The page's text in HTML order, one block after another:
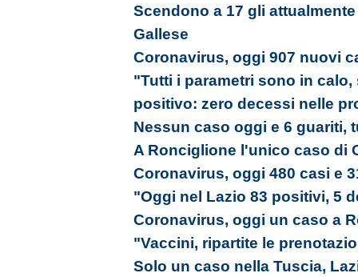
Scendono a 17 gli
Gallese
Coronavirus, oggi 907 nuovi
"Tutti i parametri sono in
positivo: zero decessi nelle
Nessun caso oggi e 6 guariti,
A Ronciglione l'unico caso di
Coronavirus, oggi 480 casi e
"Oggi nel Lazio 83 positivi, 5
Coronavirus, oggi un caso a
"Vaccini, ripartite le
Solo un caso nella Tuscia,